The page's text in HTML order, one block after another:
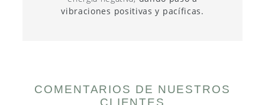
vibraciones positivas y pacíficas.
COMENTARIOS DE NUESTROS
CLIENTES